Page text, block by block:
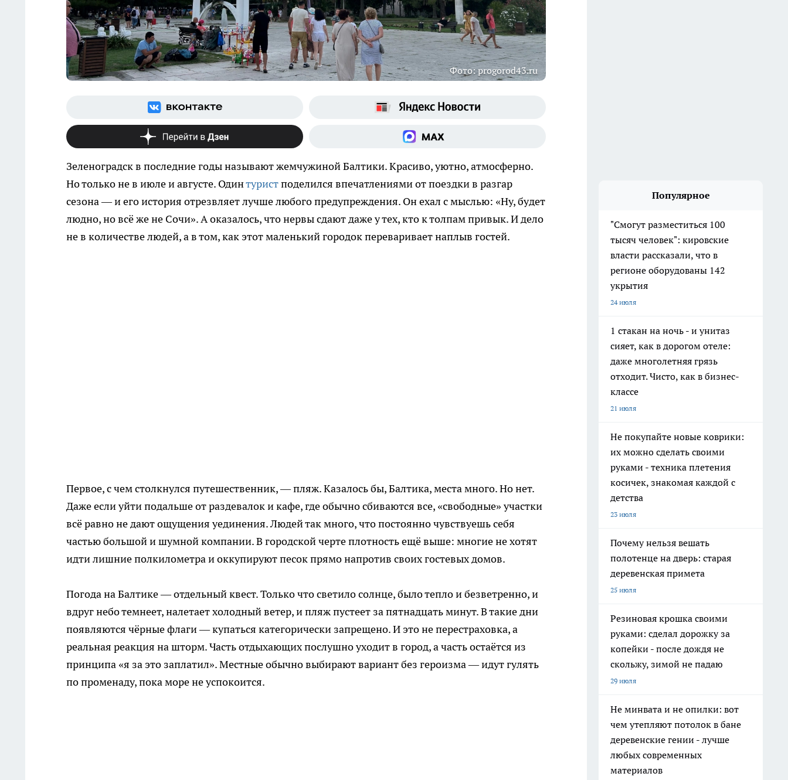
Фото: progorod43.ru
Зеленоградск в последние годы называют жемчужиной Балтики. Красиво, уютно, атмосферно.
Но только не в июле и августе. Одинтуристподелился впечатлениями от поездки в разгар
сезона — и его история отрезвляет лучше любого предупреждения. Он ехал с мыслью: «Ну, будет
людно, но всё же не Сочи». А оказалось, что нервы сдают даже у тех, кто к толпам привык. И дело
не в количестве людей, а в том, как этот маленький городок переваривает наплыв гостей.
Первое, с чем столкнулся путешественник, — пляж. Казалось бы, Балтика, места много. Но нет.
Даже если уйти подальше от раздевалок и кафе, где обычно сбиваются все, «свободные» участки
всё равно не дают ощущения уединения. Людей так много, что постоянно чувствуешь себя
частью большой и шумной компании. В городской черте плотность ещё выше: многие не хотят
идти лишние полкилометра и оккупируют песок прямо напротив своих гостевых домов.
Погода на Балтике — отдельный квест. Только что светило солнце, было тепло и безветренно, и
вдруг небо темнеет, налетает холодный ветер, и пляж пустеет за пятнадцать минут. В такие дни
появляются чёрные флаги — купаться категорически запрещено. И это не перестраховка, а
реальная реакция на шторм. Часть отдыхающих послушно уходит в город, а часть остаётся из
принципа «я за это заплатил». Местные обычно выбирают вариант без героизма — идут гулять
по променаду, пока море не успокоится.
Популярное
"Смогут разместиться 100
тысяч человек": кировские
власти рассказали, что в
регионе оборудованы 142
укрытия
24 июля
1 стакан на ночь - и унитаз
сияет, как в дорогом отеле:
даже многолетняя грязь
отходит. Чисто, как в бизнес-
классе
21 июля
Не покупайте новые коврики:
их можно сделать своими
руками - техника плетения
косичек, знакомая каждой с
детства
23 июля
Почему нельзя вешать
полотенце на дверь: старая
деревенская примета
25 июля
Резиновая крошка своими
руками: сделал дорожку за
копейки - после дождя не
скольжу, зимой не падаю
29 июля
Не минвата и не опилки: вот
чем утепляют потолок в бане
деревенские гении - лучше
любых современных
материалов